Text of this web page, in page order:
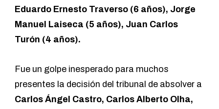
Eduardo Ernesto Traverso (6 años), Jorge
Manuel Laiseca (5 años), Juan Carlos
Turón (4 años).
Fue un golpe inesperado para muchos
presentes la decisión del tribunal de absolver a
Carlos Ángel Castro, Carlos Alberto Olha,